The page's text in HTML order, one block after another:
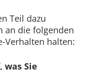
Teil dazu
an die folgenden
Verhalten halten:
was Sie